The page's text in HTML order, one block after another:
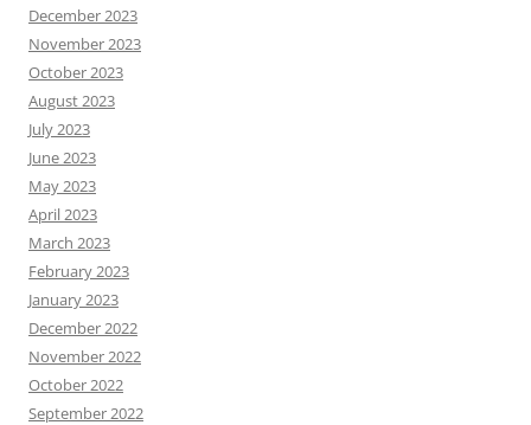
December 2023
November 2023
October 2023
August 2023
July 2023
June 2023
May 2023
April 2023
March 2023
February 2023
January 2023
December 2022
November 2022
October 2022
September 2022